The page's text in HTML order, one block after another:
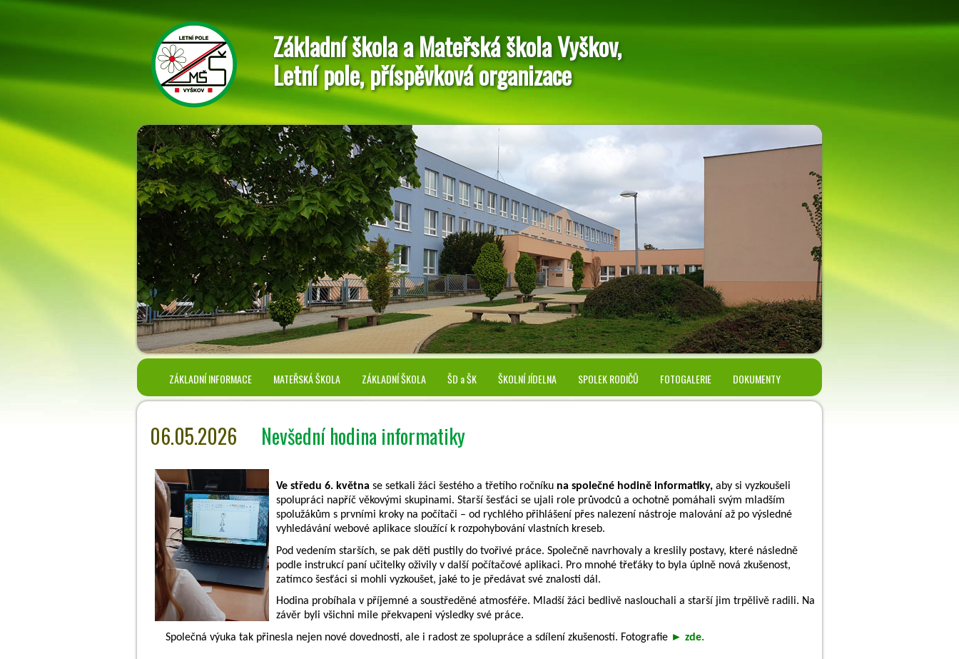
Základní škola a Mateřská škola Vyškov,
Letní pole, příspěvková organizace
ZÁKLADNÍ INFORMACE MATEŘSKÁ ŠKOLA ZÁKLADNÍ ŠKOLA ŠD a ŠK ŠKOLNÍ JÍDELNA SPOLEK RODIČŮ FOTOGALERIE DOKUMENTY
06.05.2026 Nevšední hodina informatiky
Ve středu 6. května se setkali žáci šestého a třetího ročníku na společné hodině informatiky, aby si vyzkoušeli
spolupráci napříč věkovými skupinami. Starší šesťáci se ujali role průvodců a ochotně pomáhali svým mladším
spolužákům s prvními kroky na počítači – od rychlého přihlášení přes nalezení nástroje malování až po výsledné
vyhledávání webové aplikace sloužící k rozpohybování vlastních kreseb.
Pod vedením starších, se pak děti pustily do tvořivé práce. Společně navrhovaly a kreslily postavy, které následně
podle instrukcí paní učitelky oživily v další počítačové aplikaci. Pro mnohé třeťáky to byla úplně nová zkušenost,
zatímco šesťáci si mohli vyzkoušet, jaké to je předávat své znalosti dál.
Hodina probíhala v příjemné a soustředěné atmosféře. Mladší žáci bedlivě naslouchali a starší jim trpělivě radili. Na
závěr byli všichni mile překvapeni výsledky své práce.
Společná výuka tak přinesla nejen nové dovednosti, ale i radost ze spolupráce a sdílení zkušeností. Fotografie ► zde.